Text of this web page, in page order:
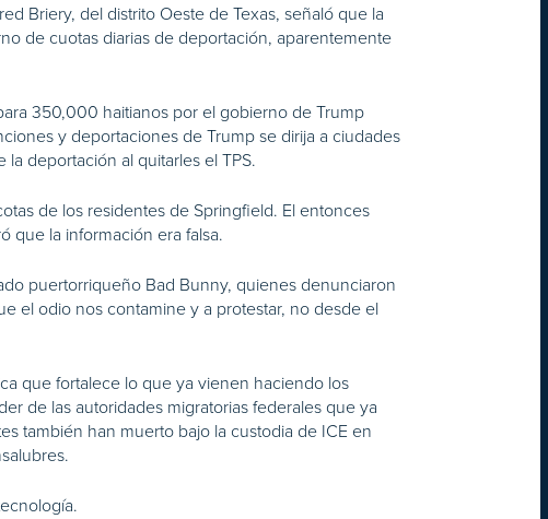
Briery, del distrito Oeste de Texas, señaló que la
de cuotas diarias de deportación, aparentemente
350,000 haitianos por el gobierno de Trump
y deportaciones de Trump se dirija a ciudades
deportación al quitarles el TPS.
de los residentes de Springfield. El entonces
que la información era falsa.
puertorriqueño Bad Bunny, quienes denunciaron
el odio nos contamine y a protestar, no desde el
que fortalece lo que ya vienen haciendo los
de las autoridades migratorias federales que ya
también han muerto bajo la custodia de ICE en